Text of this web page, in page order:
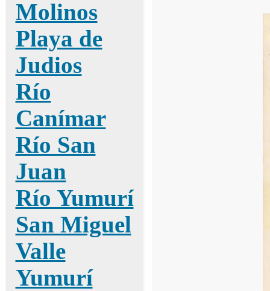
Molinos
Playa de
Judios
Río
Canímar
Río San
Juan
Río Yumurí
San Miguel
Valle
Yumurí